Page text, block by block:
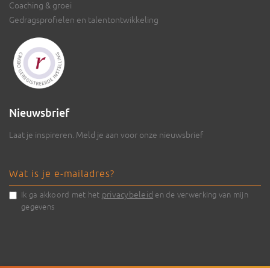
Coaching & groei
Gedragsprofielen en talentontwikkeling
Nieuwsbrief
Laat je inspireren. Meld je aan voor onze nieuwsbrief
Ik ga akkoord met het privacybeleid en de verwerking van mijn
gegevens